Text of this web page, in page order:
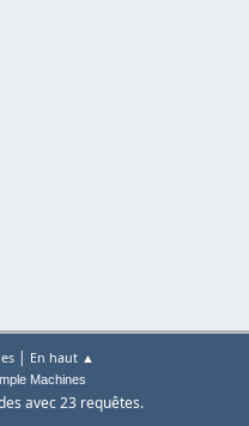
| En haut ▲
Machines
avec 23 requêtes.